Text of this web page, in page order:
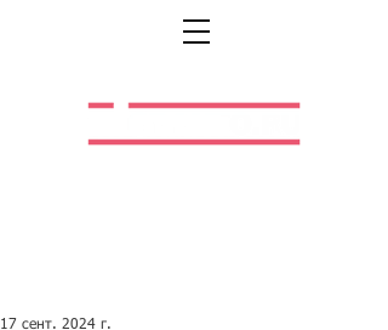
17 сент. 2024 г.